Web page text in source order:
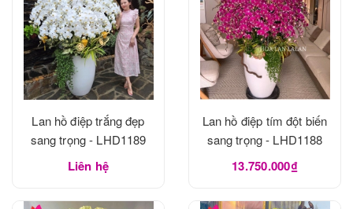
Lan hồ điệp trắng đẹp
sang trọng - LHD1189
Liên hệ
Lan hồ điệp tím đột biến
sang trọng - LHD1188
13.750.000₫